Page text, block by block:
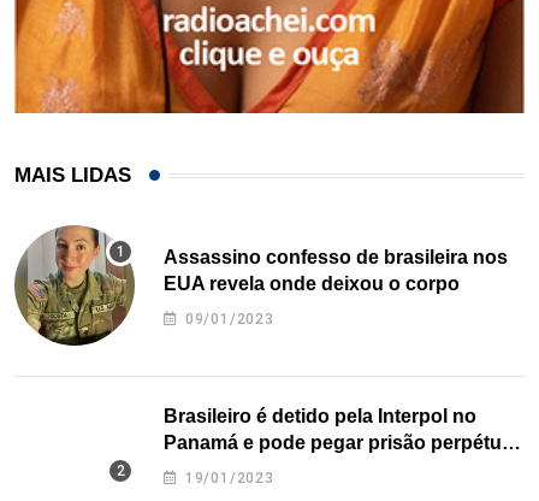
MAIS LIDAS
Assassino confesso de brasileira nos
EUA revela onde deixou o corpo
09/01/2023
Brasileiro é detido pela Interpol no
Panamá e pode pegar prisão perpétua
nos EUA
19/01/2023